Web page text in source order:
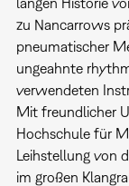
zu Nancarrows
pneumatischer
ungeahnte
verwendeten
Mit freundlicher
Hochschule für
Leihstellung von
im großen